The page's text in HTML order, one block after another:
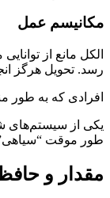
مکانیسم عمل
الکل مانع از
رسد. تحویل هرگز
افرادی که به طور
یکی از سیستم‌های
طور موقت “سیاهی”
مقدار و